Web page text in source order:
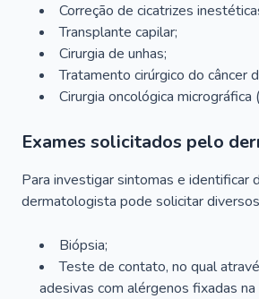
Correção de cicatrizes
Transplante capilar;
Cirurgia de unhas;
Tratamento cirúrgico do câncer
Cirurgia oncológica micrográfica
Exames solicitados pelo
Para investigar sintomas e identificar
dermatologista pode solicitar
Biópsia;
Teste de contato, no qual
adesivas com alérgenos fixadas